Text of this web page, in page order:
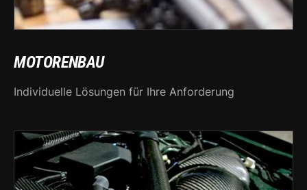
MOTORENBAU
Individuelle Lösungen für Ihre Anforderung